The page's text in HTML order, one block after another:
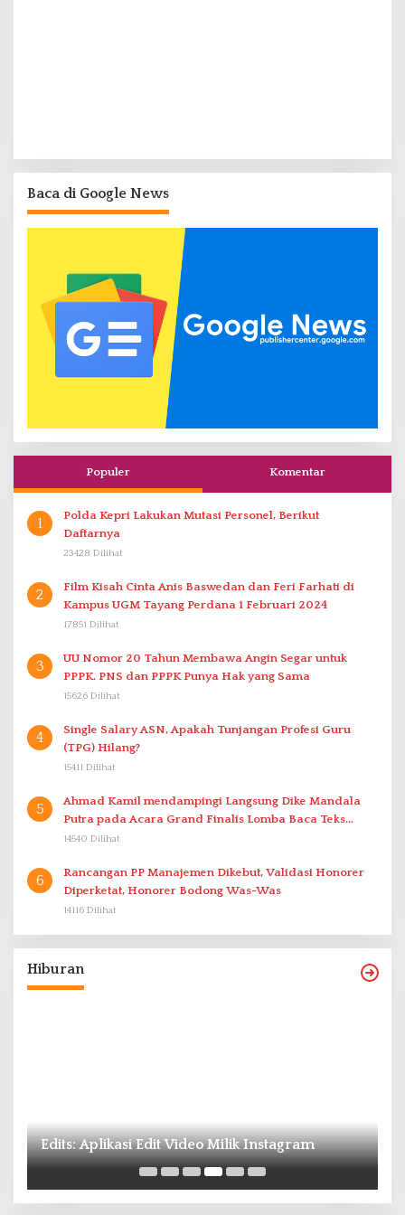
Baca di Google News
Populer Komentar
1
Polda Kepri Lakukan Mutasi Personel, Berikut
Daftarnya
23428 Dilihat
2
Film Kisah Cinta Anis Baswedan dan Feri Farhati di
Kampus UGM Tayang Perdana 1 Februari 2024
17851 Dilihat
3
UU Nomor 20 Tahun Membawa Angin Segar untuk
PPPK. PNS dan PPPK Punya Hak yang Sama
15626 Dilihat
4
Single Salary ASN, Apakah Tunjangan Profesi Guru
(TPG) Hilang?
15411 Dilihat
5
Ahmad Kamil mendampingi Langsung Dike Mandala
Putra pada Acara Grand Finalis Lomba Baca Teks
Proklamasi Mirip Bung Karno di Bali
14540 Dilihat
6
Rancangan PP Manajemen Dikebut, Validasi Honorer
Diperketat, Honorer Bodong Was-Was
14116 Dilihat
Hiburan
Edits: Aplikasi Edit Video Milik Instagram